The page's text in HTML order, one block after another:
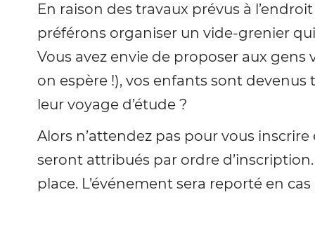
En raison des travaux prévus à
préférons organiser un vide-grenier
Vous avez envie de proposer aux
on espère !), vos enfants sont
leur voyage d’étude ?
Alors n’attendez pas pour vous
seront attribués par ordre
place. L’événement sera reporté en